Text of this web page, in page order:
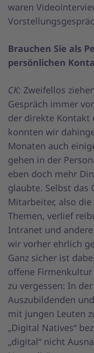
waren
Brauchen Sie als
persönlichen
CK: Zweifellos
Gespräch immer
der direkte Kontakt
konnten wir
Monaten auch
gehen in der
eben doch mehr
glaubte. Selbst das
Mitarbeiter, also
Themen, verlief
Intranet und
wir vorher ehrlich
Ganz sicher ist
offene
zu vergessen: In
Auszubildenden
mit jungen Leuten
„Digital Natives“
„digital“ nicht